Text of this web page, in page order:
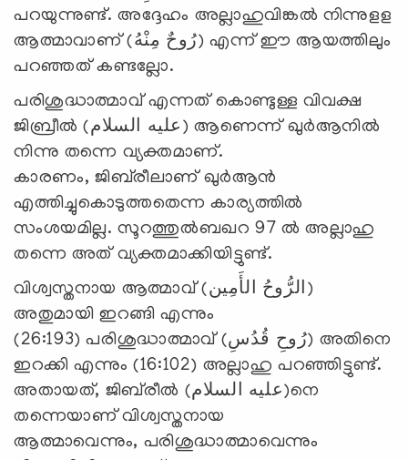
പറയുന്നുണ്ട്. അദ്ദേഹം അല്ലാഹുവിങ്കല്‍ നിന്നുളള
ആത്മാവാണ് (رُوحٌ مِنْهُ) എന്ന് ഈ ആയത്തിലും
പറഞ്ഞത് കണ്ടല്ലോ.
പരിശുദ്ധാത്മാവ് എന്നത് കൊണ്ടുള്ള വിവക്ഷ
ജിബ്രീല്‍ (عليه السلام) ആണെന്ന് ഖുര്‍ആനില്‍
നിന്നു തന്നെ വ്യക്തമാണ്.
കാരണം, ജിബ്‌രീലാണ് ഖുര്‍ആന്‍
എത്തിച്ചുകൊടുത്തതെന്ന കാര്യത്തില്‍
സംശയമില്ല. സൂറത്തുല്‍ബഖറ 97 ല്‍ അല്ലാഹു
തന്നെ അത് വ്യക്തമാക്കിയിട്ടുണ്ട്.
വിശ്വസ്തനായ ആത്മാവ് (الرُّوحُ الأَمِين)
അതുമായി ഇറങ്ങി എന്നും
(26:193) പരിശുദ്ധാത്മാവ് (رُوحِ قُدُسِ) അതിനെ
ഇറക്കി എന്നും (16:102) അല്ലാഹു പറഞ്ഞിട്ടുണ്ട്.
അതായത്, ജിബ്‌രീല്‍ (عليه السلام)നെ
തന്നെയാണ് വിശ്വസ്തനായ
ആത്മാവെന്നും, പരിശുദ്ധാത്മാവെന്നും